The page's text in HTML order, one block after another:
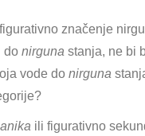
značenje
do nirguna stanja, ne bi
vode do nirguna
ili figurativno